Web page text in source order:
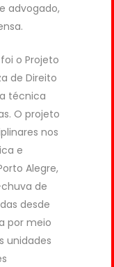
advogado,
o Projeto
de Direito
técnica
O projeto
nos
e
Alegre,
de
desde
por meio
unidades